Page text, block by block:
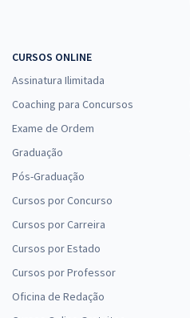
CURSOS ONLINE
Assinatura Ilimitada
Coaching para Concursos
Exame de Ordem
Graduação
Pós-Graduação
Cursos por Concurso
Cursos por Carreira
Cursos por Estado
Cursos por Professor
Oficina de Redação